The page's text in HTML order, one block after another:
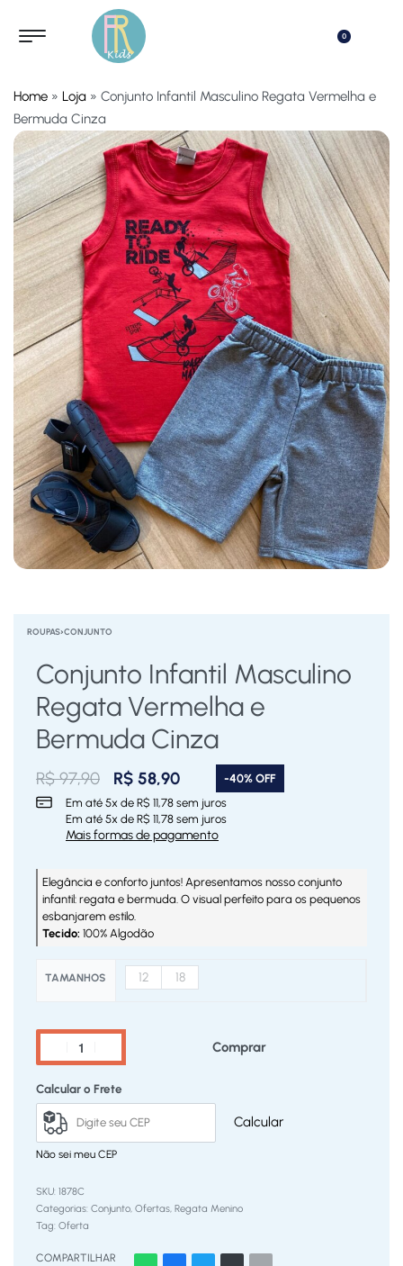
0
Home » Loja » Conjunto Infantil Masculino Regata Vermelha e
Bermuda Cinza
ROUPAS›CONJUNTO
Conjunto Infantil Masculino
Regata Vermelha e
Bermuda Cinza
R$97,90 R$ 58,90
-40% OFF
Em até 5x de R$ 11,78 sem juros
Em até 5x de R$ 11,78 sem juros
Mais formas de pagamento
Elegância e conforto juntos! Apresentamos nosso conjunto
infantil: regata e bermuda. O visual perfeito para os pequenos
esbanjarem estilo.
Tecido: 100% Algodão
TAMANHOS 12 18
Comprar
Calcular o Frete
Calcular
Não sei meu CEP
1878C
Categorias: Conjunto Ofertas Regata Menino
Tag: Oferta
COMPARTILHAR